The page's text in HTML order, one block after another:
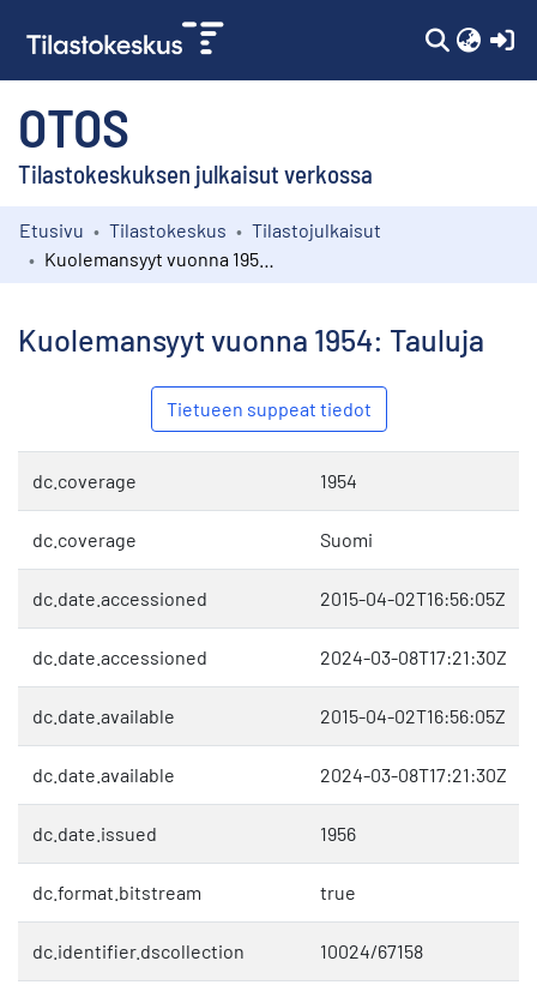
OTOS
Tilastokeskuksen julkaisut verkossa
Kokoelmat
Etusivu Tilastokeskus
Tilastojulkaisut
Kuolemansyyt vuonna 1954: Tauluja
Tietueen suppeat tiedot
dc.coverage 1954
dc.coverage Suomi
dc.date.accessioned 2015-04-02T16:56:05Z
dc.date.accessioned 2024-03-08T17:21:30Z
dc.date.available 2015-04-02T16:56:05Z
dc.date.available 2024-03-08T17:21:30Z
dc.date.issued 1956
dc.format.bitstream true
dc.identifier.dscollection 10024/67158